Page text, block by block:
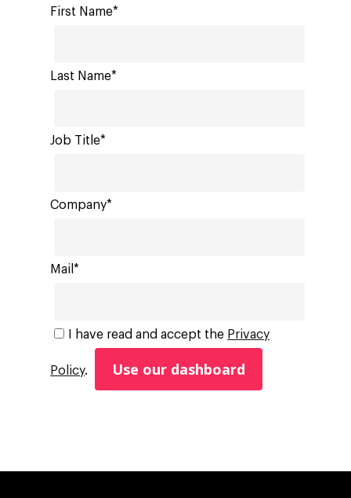
First Name*
Last Name*
Job Title*
Company*
Mail*
I have read and accept the Privacy
Policy.